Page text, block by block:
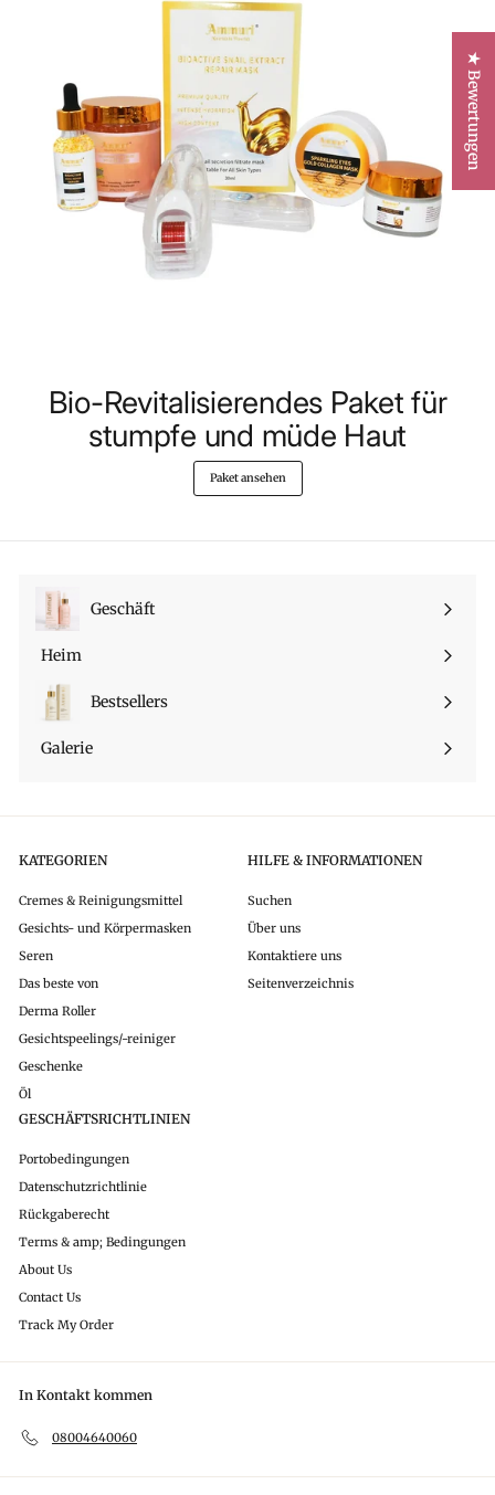
Bio-Revitalisierendes Paket für
stumpfe und müde Haut
Paket ansehen
Geschäft
Menü
Heim
Bestsellers
Galerie
KATEGORIEN
Cremes & Reinigungsmittel
Gesichts- und Körpermasken
Seren
Das beste von
Derma Roller
Gesichtspeelings/-reiniger
Geschenke
Öl
HILFE & INFORMATIONEN
Suchen
Über uns
Kontaktiere uns
Seitenverzeichnis
GESCHÄFTSRICHTLINIEN
Portobedingungen
Datenschutzrichtlinie
Rückgaberecht
Terms & amp; Bedingungen
About Us
Contact Us
Track My Order
In Kontakt kommen
08004640060
★ Bewertungen